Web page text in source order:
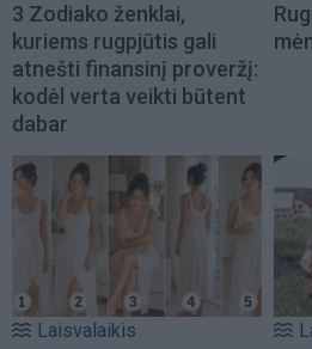
3 Zodiako ženklai,
kuriems rugpjūtis gali
atnešti finansinį proveržį:
kodėl verta veikti būtent
dabar
Laisvalaikis